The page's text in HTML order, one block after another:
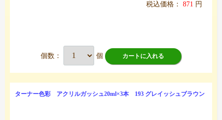
税込価格： 871 円
個数： 個 カートに入れる
ターナー色彩 アクリルガッシュ20ml×3本 193 グレイッシュブラウン